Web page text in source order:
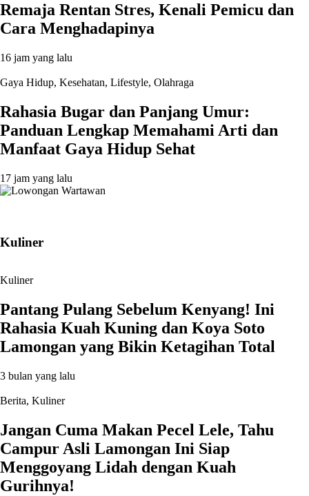
Remaja Rentan Stres, Kenali Pemicu dan
Cara Menghadapinya
16 jam yang lalu
Gaya Hidup, Kesehatan, Lifestyle, Olahraga
Rahasia Bugar dan Panjang Umur:
Panduan Lengkap Memahami Arti dan
Manfaat Gaya Hidup Sehat
17 jam yang lalu
Kuliner
Kuliner
Pantang Pulang Sebelum Kenyang! Ini
Rahasia Kuah Kuning dan Koya Soto
Lamongan yang Bikin Ketagihan Total
3 bulan yang lalu
Berita, Kuliner
Jangan Cuma Makan Pecel Lele, Tahu
Campur Asli Lamongan Ini Siap
Menggoyang Lidah dengan Kuah
Gurihnya!